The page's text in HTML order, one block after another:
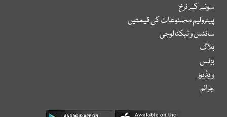
سونے کے نرخ
پیٹرولیم مصنوعات کی قیمتیں
سائنس و ٹیکنالوجی
بلاگ
بزنس
ویڈیوز
جرائم